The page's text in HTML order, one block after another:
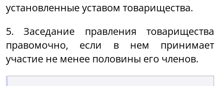
установленные уставом товарищества.
5. Заседание правления товарищества
правомочно, если в нем принимает
участие не менее половины его членов.